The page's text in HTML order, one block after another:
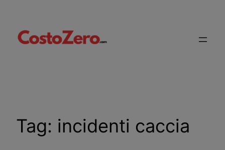
contenuto
Tag: incidenti caccia